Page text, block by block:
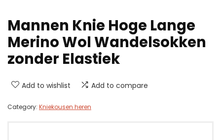
Mannen Knie Hoge Lange
Merino Wol Wandelsokken
zonder Elastiek
Add to wishlist Add to compare
Category: Kniekousen heren